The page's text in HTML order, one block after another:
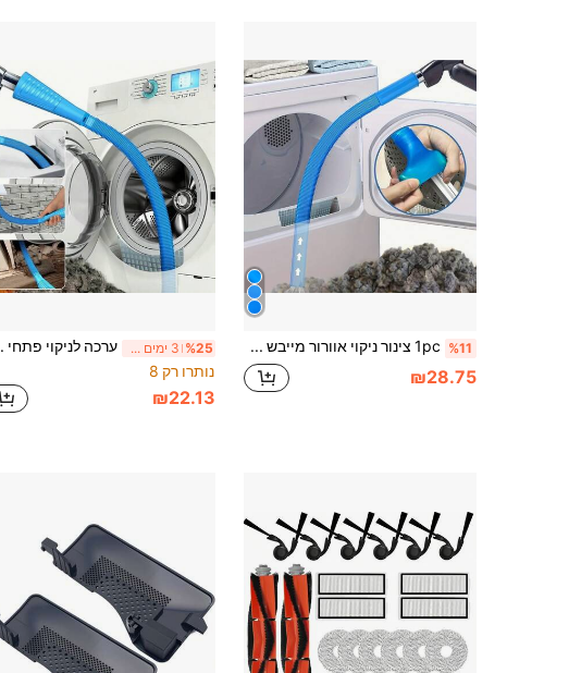
%11 1pc צינור ניקוי אוורור מייבש כביסה, מחבר אוניברסלי גמיש לצינור שאיבת סיבים, כלי ניקוי אוורור מייבש כביסה, צינור שואב אבק, מתאים לרוב שואבי האבק
₪28.75
%25 3 ימים אחרונים
נותרו רק 8
₪22.13